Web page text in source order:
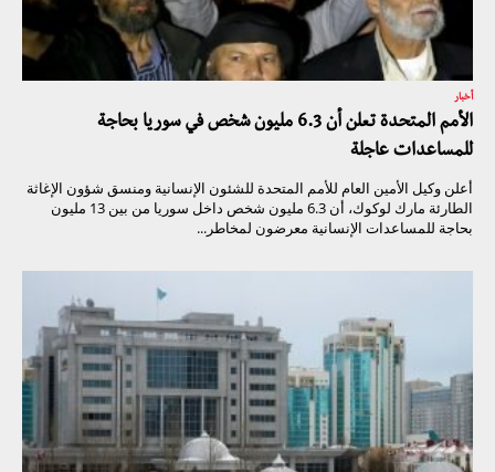
أخبار
الأمم المتحدة تعلن أن 6.3 مليون شخص في سوريا بحاجة
للمساعدات عاجلة
أعلن وكيل الأمين العام للأمم المتحدة للشئون الإنسانية ومنسق شؤون الإغاثة
الطارئة مارك لوكوك، أن 6.3 مليون شخص داخل سوريا من بين 13 مليون
بحاجة للمساعدات الإنسانية معرضون لمخاطر...